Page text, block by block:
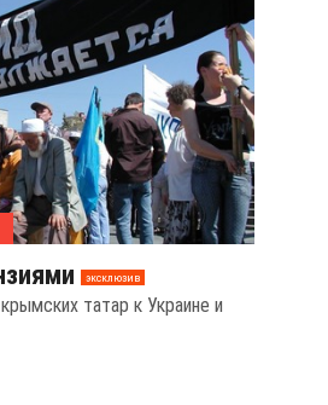
эксклюзив
татар к Украине и